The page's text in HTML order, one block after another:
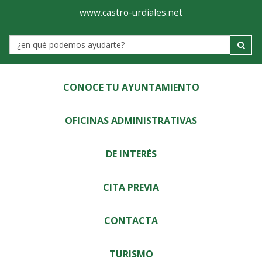
Ayuntamiento
de
Castro-
Urdiales
www.castro-urdiales.net
Label
CONOCE TU AYUNTAMIENTO
OFICINAS ADMINISTRATIVAS
DE INTERÉS
CITA PREVIA
CONTACTA
TURISMO